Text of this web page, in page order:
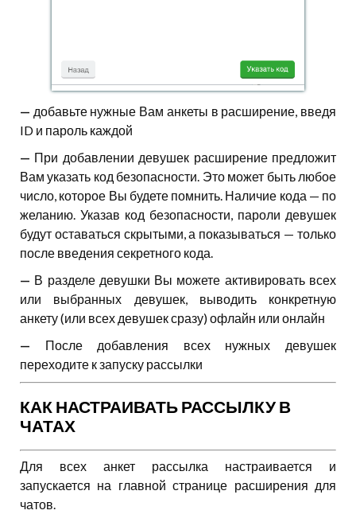
— добавьте нужные Вам анкеты в расширение, введя
ID и пароль каждой
— При добавлении девушек расширение предложит
Вам указать код безопасности. Это может быть любое
число, которое Вы будете помнить. Наличие кода — по
желанию. Указав код безопасности, пароли девушек
будут оставаться скрытыми, а показываться — только
после введения секретного кода.
— В разделе девушки Вы можете активировать всех
или выбранных девушек, выводить конкретную
анкету (или всех девушек сразу) офлайн или онлайн
— После добавления всех нужных девушек
переходите к запуску рассылки
КАК НАСТРАИВАТЬ РАССЫЛКУ В
ЧАТАХ
Для всех анкет рассылка настраивается и
запускается на главной странице расширения для
чатов.